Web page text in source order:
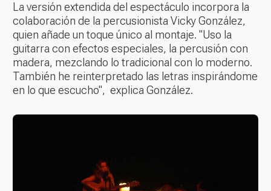
La versión extendida del espectáculo incorpora la
colaboración de la percusionista Vicky González,
quien añade un toque único al montaje. "Uso la
guitarra con efectos especiales, la percusión con
madera, mezclando lo tradicional con lo moderno.
También he reinterpretado las letras inspirándome
en lo que escucho", explica González.